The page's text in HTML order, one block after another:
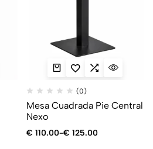
(0)
Mesa Cuadrada Pie Central
Nexo
€ 110.00-€ 125.00